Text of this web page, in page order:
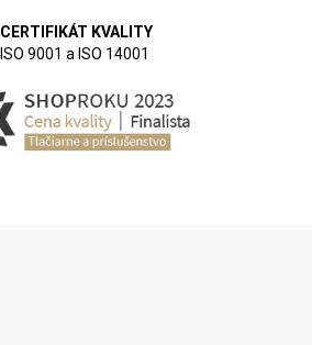
CERTIFIKÁT KVALITY
ISO 9001 a ISO 14001